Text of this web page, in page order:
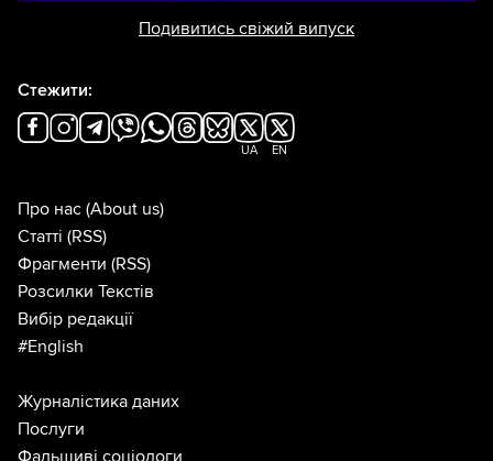
Подивитись свіжий випуск
Стежити:
UA EN
Про нас (About us)
Статті (RSS)
Фрагменти (RSS)
Розсилки Текстів
Вибір редакції
#English
Журналістика даних
Послуги